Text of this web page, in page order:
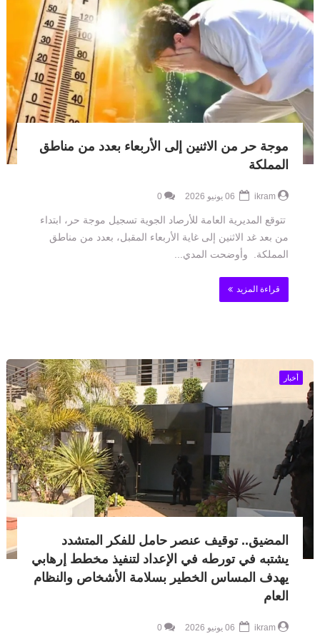
موجة حر من الاثنين إلى الأربعاء بعدد من مناطق
المملكة
ikram
0
تتوقع المديرية العامة للأرصاد الجوية تسجيل موجة حر، ابتداء
من بعد غد الاثنين إلى غاية الأربعاء المقبل، بعدد من مناطق
المملكة. وأوضحت المدي...
قراءة المزيد
أخبار
المضيق.. توقيف عنصر حامل للفكر المتشدد
يشتبه في تورطه في الإعداد لتنفيذ مخطط إرهابي
يهدف المساس الخطير بسلامة الأشخاص والنظام
العام
ikram
0